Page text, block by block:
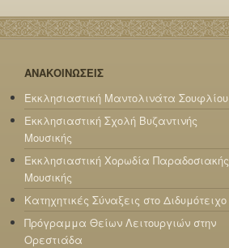
ΑΝΑΚΟΙΝΩΣΕΙΣ
Εκκλησιαστική Μαντολινάτα Σουφλίου
Εκκλησιαστική Σχολή Βυζαντινής
Μουσικής
Εκκλησιαστική Χορωδία Παραδοσιακής
Μουσικής
Κατηχητικές Σύναξεις στο Διδυμότειχο
Πρόγραμμα Θείων Λειτουργιών στην
Ορεστιάδα